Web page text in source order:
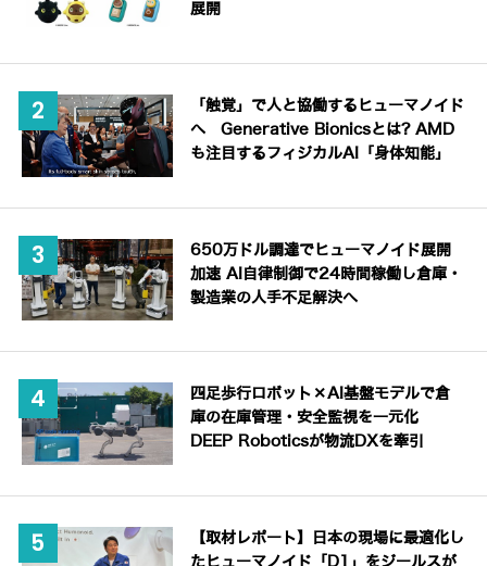
展開
「触覚」で人と協働するヒューマノイド
へ Generative Bionicsとは? AMD
も注目するフィジカルAI「身体知能」
650万ドル調達でヒューマノイド展開
加速 AI自律制御で24時間稼働し倉庫・
製造業の人手不足解決へ
四足歩行ロボット×AI基盤モデルで倉
庫の在庫管理・安全監視を一元化
DEEP Roboticsが物流DXを牽引
【取材レポート】日本の現場に最適化し
たヒューマノイド「D1」をジールスが